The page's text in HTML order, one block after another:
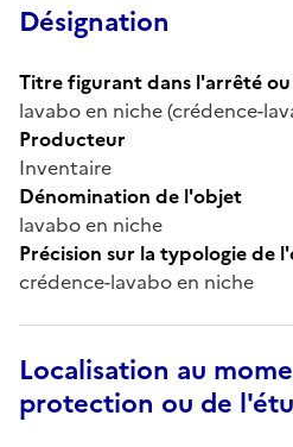
Désignation
Titre figurant dans l'arrêté
lavabo en niche (crédence-
Producteur
Inventaire
Dénomination de l'objet
lavabo en niche
Précision sur la typologie de
crédence-lavabo en niche
Localisation au
protection ou de